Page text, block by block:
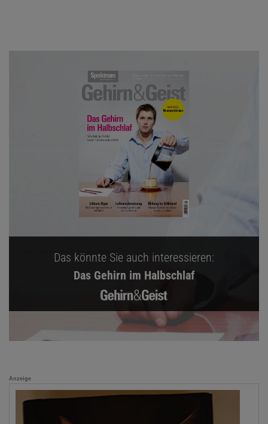
Das könnte Sie auch interessieren:
Das Gehirn im Halbschlaf
Anzeige